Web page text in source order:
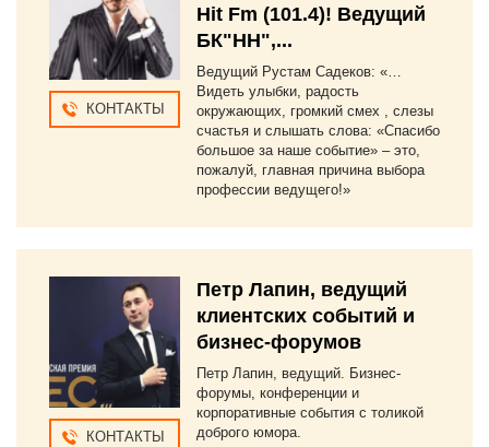
КОНТАКТЫ
Hit Fm (101.4)! Ведущий
БК"НН",...
Ведущий Рустам Садеков: «…
Видеть улыбки, радость
окружающих, громкий смех , слезы
счастья и слышать слова: «Спасибо
большое за наше событие» – это,
пожалуй, главная причина выбора
профессии ведущего!»
КОНТАКТЫ
Петр Лапин, ведущий
клиентских событий и
бизнес-форумов
Петр Лапин, ведущий. Бизнес-
форумы, конференции и
корпоративные события с толикой
доброго юмора.